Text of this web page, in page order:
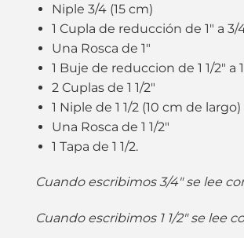
Niple 3/4 (15 cm)
1 Cupla de reducción de 1″ a 3/
Una Rosca de 1″
1 Buje de reduccion de 1 1/2″ a
2 Cuplas de 1 1/2″
1 Niple de 1 1/2 (10 cm de largo)
Una Rosca de 1 1/2″
1 Tapa de 1 1/2.
Cuando escribimos 3/4″ se lee
Cuando escribimos 1 1/2″ se lee